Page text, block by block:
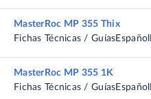
MasterRoc MP 355 Thix
Fichas Técnicas / GuíasEspañol
MasterRoc MP 355 1K
Fichas Técnicas / GuíasEspañol